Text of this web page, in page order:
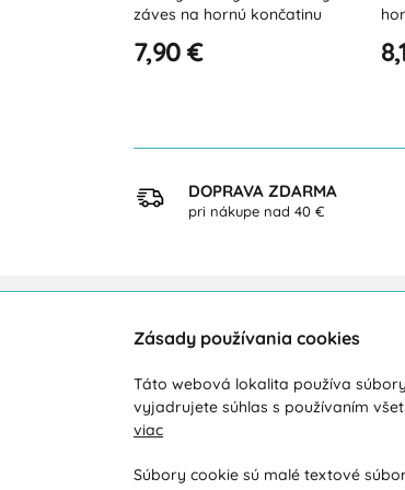
hornú končatinu
8,10 €
DOPRAVA ZDARMA
pri nákupe nad 40 €
Zákaznícka podpora
Počas pracovných dní od 8:00 do 16:00
+421 919 071 612
info@vohy.sk
Zásady používania cookies
Táto webová lokalita používa
vyjadrujete súhlas s používaním
viac
Súbory cookie sú malé textové